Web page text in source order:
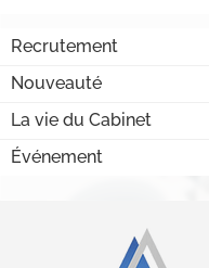
Recrutement
Nouveauté
La vie du Cabinet
Événement